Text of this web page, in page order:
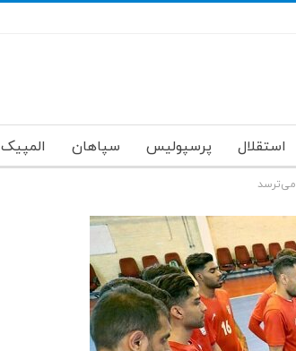
استقلال پرسپولیس سپاهان المپیک
می‌ترسد